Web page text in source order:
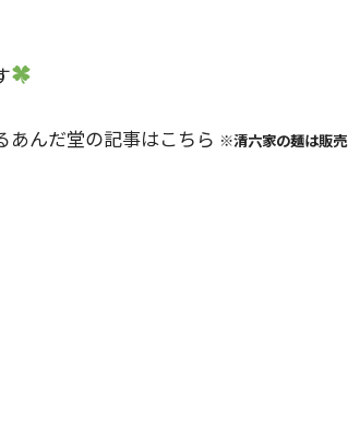
んだ堂の記事はこちら ※清六家の麺は販売